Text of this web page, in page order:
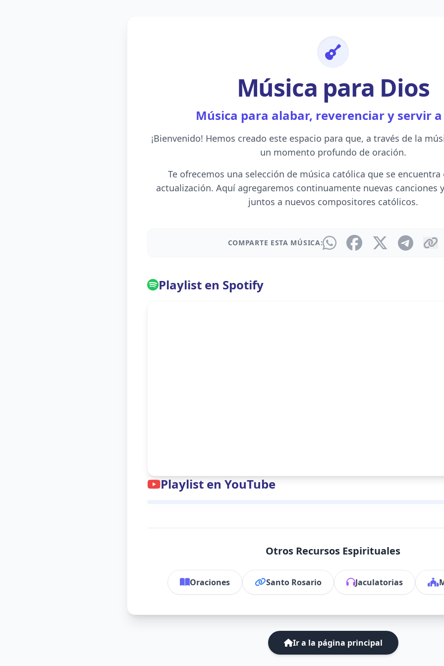
Música para Dios
Música para alabar, reverenciar y servir a
¡Bienvenido! Hemos creado este espacio para que, a través de la
un momento profundo de oración.
Te ofrecemos una selección de música católica que se
actualización. Aquí agregaremos continuamente nuevas canciones
juntos a nuevos compositores católicos.
COMPARTE ESTA MÚSICA:
Playlist en Spotify
Playlist en YouTube
Otros Recursos Espirituales
Oraciones Santo Rosario Jaculatorias
Ir a la página principal